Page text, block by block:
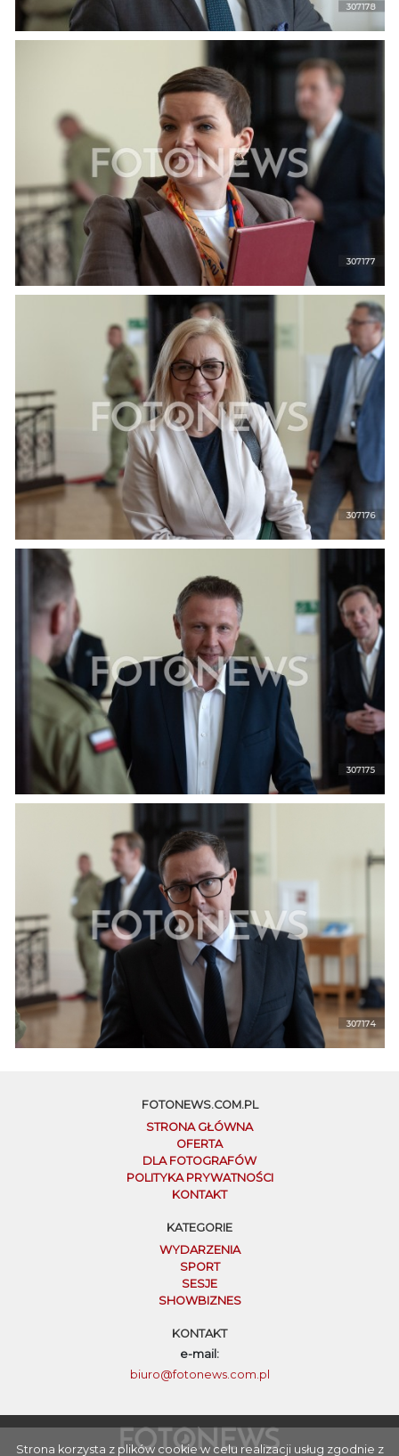
FOTONEWS.COM.PL
STRONA GŁÓWNA
OFERTA
DLA FOTOGRAFÓW
POLITYKA PRYWATNOŚCI
KONTAKT
KATEGORIE
WYDARZENIA
SPORT
SESJE
SHOWBIZNES
KONTAKT
e-mail:
biuro@fotonews.com.pl
Strona korzysta z plików cookie w celu realizacji usług zgodnie z